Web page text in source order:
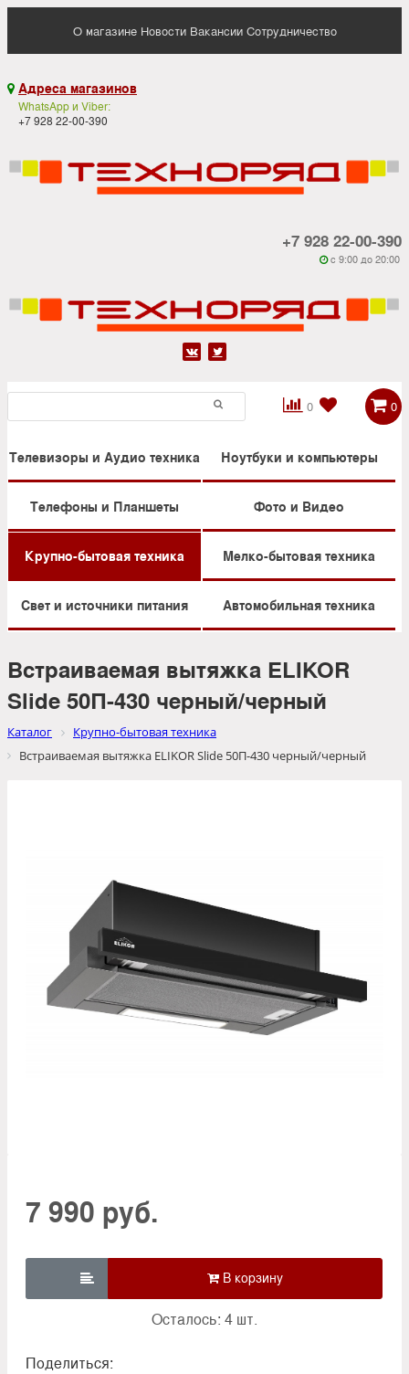
О магазине Новости Вакансии Сотрудничество
 Адреса магазинов
WhatsApp и Viber:
+7 928 22-00-390
+7 928 22-00-390
 c 9:00 до 20:00
 
0

 0
Телевизоры и Аудио техника Ноутбуки и компьютеры
Телефоны и Планшеты Фото и Видео
Крупно-бытовая техника Мелко-бытовая техника
Свет и источники питания Автомобильная техника
Встраиваемая вытяжка ELIKOR
Slide 50П-430 черный/черный
Каталог
Крупно-бытовая техника
Встраиваемая вытяжка ELIKOR Slide 50П-430 черный/черный
7 990 руб.

Осталось: 4 шт.
Поделиться: